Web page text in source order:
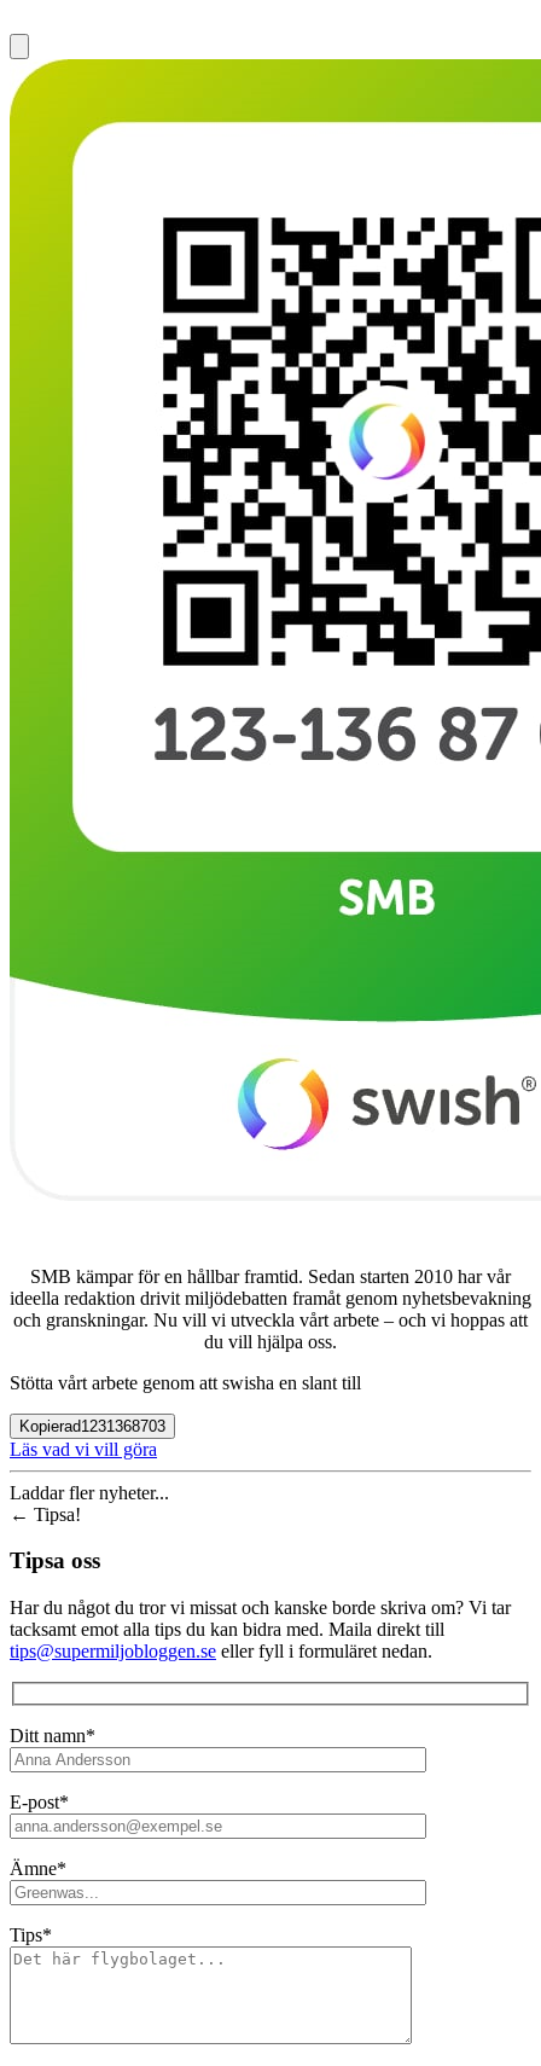
SMB kämpar för en hållbar framtid. Sedan starten 2010 har vår
ideella redaktion drivit miljödebatten framåt genom nyhetsbevakning
och granskningar. Nu vill vi utveckla vårt arbete – och vi hoppas att
du vill hjälpa oss.
Stötta vårt arbete genom att swisha en slant till
Kopierad1231368703
Läs vad vi vill göra
Laddar fler nyheter...
← Tipsa!
Tipsa oss
Har du något du tror vi missat och kanske borde skriva om? Vi tar
tacksamt emot alla tips du kan bidra med. Maila direkt till
tips@supermiljobloggen.se eller fyll i formuläret nedan.
Ditt namn*
E-post*
Ämne*
Tips*